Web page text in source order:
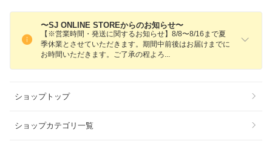
〜SJ ONLINE STOREからのお知らせ〜
【※営業時間・発送に関するお知らせ】8/8〜8/16まで夏
季休業とさせていただきます。期間中前後はお届けまでに
お時間いただきます。ご了承の程よ ろ
ショップトップ
ショップカテゴリ一覧